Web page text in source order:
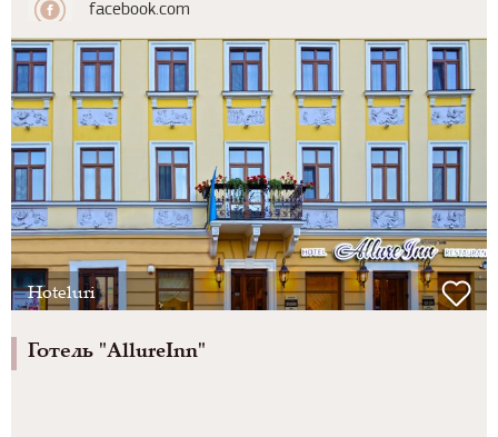
facebook.com
Hoteluri
Готель "AllureInn"